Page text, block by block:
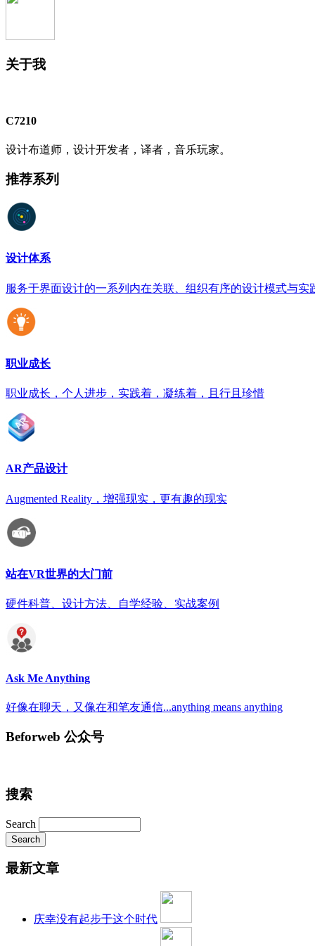
关于我
C7210
设计布道师，设计开发者，译者，音乐玩家。
推荐系列
设计体系
服务于界面设计的一系列内在关联、组织有序的设计模式与实
职业成长
职业成长，个人进步，实践着，凝练着，且行且珍惜
AR产品设计
Augmented Reality，增强现实，更有趣的现实
站在VR世界的大门前
硬件科普、设计方法、自学经验、实战案例
Ask Me Anything
好像在聊天，又像在和笔友通信...anything means anything
Beforweb 公众号
搜索
Search
最新文章
庆幸没有起步于这个时代